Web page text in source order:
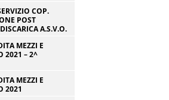
COP.
POST
A.S.V.O.
MEZZI E
2021 – 2^
MEZZI E
2021